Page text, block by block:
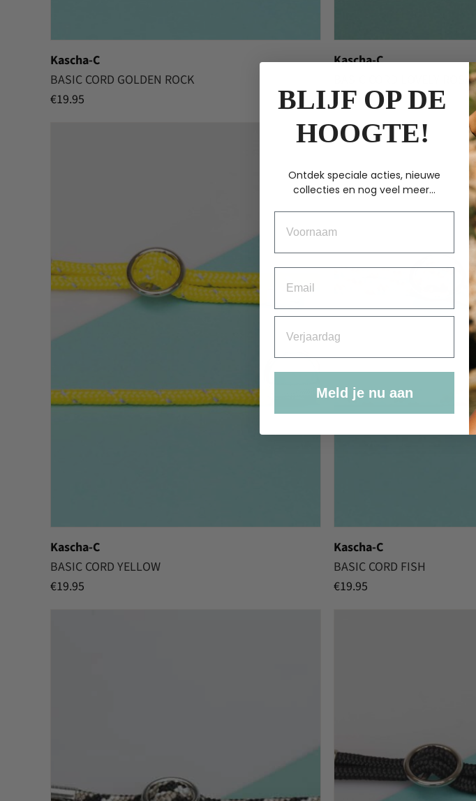
Kascha-C
BASIC CORD GOLDEN ROCK
€19.95
Kascha-C
BASIC CORD LOVELY ROSA
19.95
Kascha-C
BASIC CORD YELLOW
€19.95
Kascha-C
BASIC CORD FISH
€19.95
BLIJF OP DE
HOOGTE!
Ontdek speciale acties, nieuwe
collecties en nog veel meer...
Meld je nu aan